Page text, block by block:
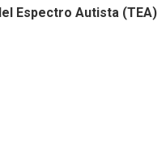
Espectro Autista (TEA)